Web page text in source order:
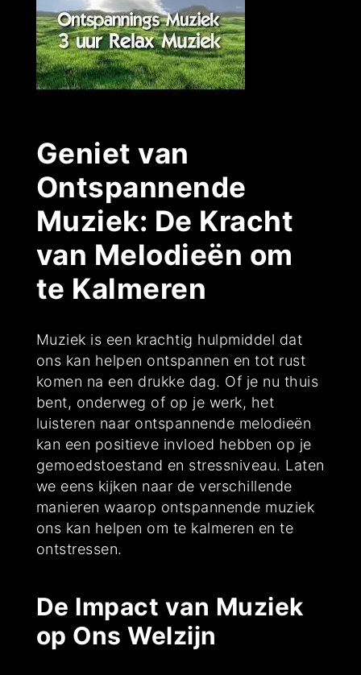
Geniet van
Ontspannende
Muziek: De Kracht
van Melodieën om
te Kalmeren
Muziek is een krachtig hulpmiddel dat
ons kan helpen ontspannen en tot rust
komen na een drukke dag. Of je nu thuis
bent, onderweg of op je werk, het
luisteren naar ontspannende melodieën
kan een positieve invloed hebben op je
gemoedstoestand en stressniveau. Laten
we eens kijken naar de verschillende
manieren waarop ontspannende muziek
ons kan helpen om te kalmeren en te
ontstressen.
De Impact van Muziek
op Ons Welzijn